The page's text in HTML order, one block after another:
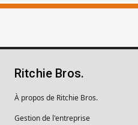
Ritchie Bros.
À propos de Ritchie Bros.
Gestion de l'entreprise